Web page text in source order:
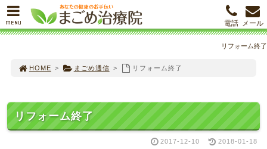
リフォーム終了
HOME > まごめ通信 > リフォーム終了
リフォーム終了
2017-12-10 2018-01-18
MENU メール
電話